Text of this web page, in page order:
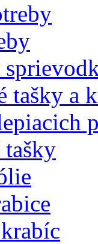
tašky a
tašky